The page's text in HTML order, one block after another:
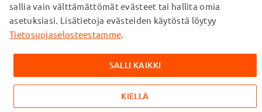
© subtel.fi 2026
Kaikki hinnat sisältävät arvonlisäveron, mutta ei
toimituskuluja. Kaikki sivuillamme mainitut tavaramerkit ovat
verkkosivuillamme ainoastaan tuotteitamme koskevan
sallia vain välttämättömät evästeet tai hallita omia
asetuksiasi. Lisätietoja evästeiden käytöstä löytyy
Tietosuojaselosteestamme.
SALLI KAIKKI
KIELLÄ